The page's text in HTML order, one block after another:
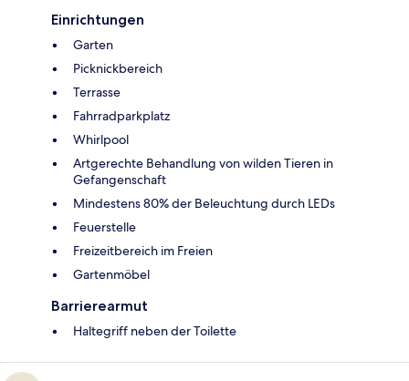
Einrichtungen
Garten
Picknickbereich
Terrasse
Fahrradparkplatz
Whirlpool
Artgerechte Behandlung von wilden Tieren in
Gefangenschaft
Mindestens 80% der Beleuchtung durch LEDs
Feuerstelle
Freizeitbereich im Freien
Gartenmöbel
Barrierearmut
Haltegriff neben der Toilette